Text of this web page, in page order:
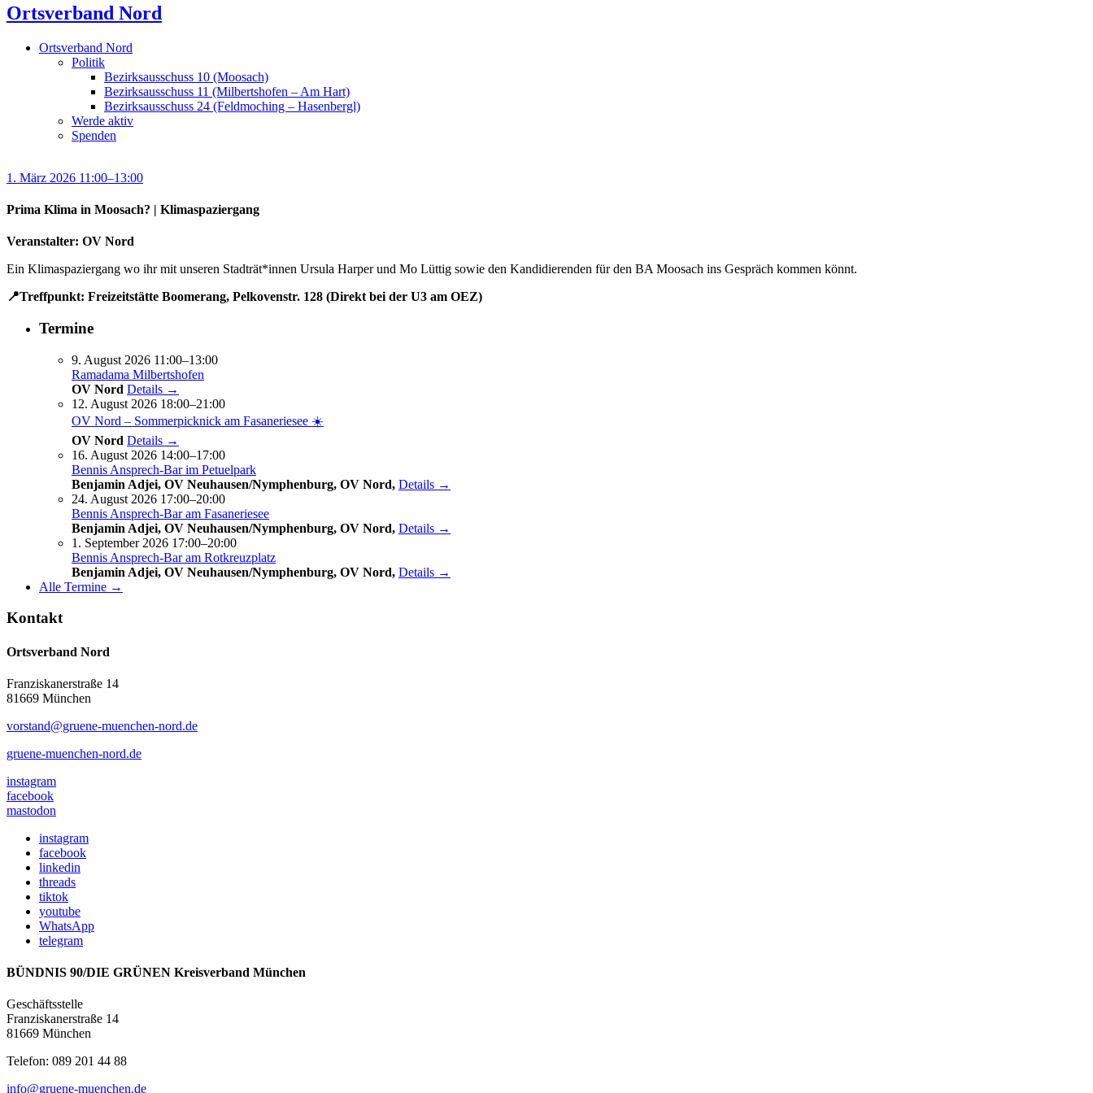
Ortsverband Nord
Ortsverband Nord
Politik
Bezirksausschuss 10 (Moosach)
Bezirksausschuss 11 (Milbertshofen – Am Hart)
Bezirksausschuss 24 (Feldmoching – Hasenbergl)
Werde aktiv
Spenden
1. März 2026 11:00–13:00
Prima Klima in Moosach? | Klimaspaziergang
Veranstalter: OV Nord
Ein Klimaspaziergang wo ihr mit unseren Stadträt*innen Ursula Harper und Mo Lüttig sowie den Kandidierenden für den BA Moosach ins Gespräch kommen könnt.
📍Treffpunkt: Freizeitstätte Boomerang, Pelkovenstr. 128 (Direkt bei der U3 am OEZ)
Termine
9. August 2026 11:00–13:00
Ramadama Milbertshofen
OV Nord Details →
12. August 2026 18:00–21:00
OV Nord – Sommerpicknick am Fasaneriesee ☀️
OV Nord Details →
16. August 2026 14:00–17:00
Bennis Ansprech-Bar im Petuelpark
Benjamin Adjei, OV Neuhausen/Nymphenburg, OV Nord, Details →
24. August 2026 17:00–20:00
Bennis Ansprech-Bar am Fasaneriesee
Benjamin Adjei, OV Neuhausen/Nymphenburg, OV Nord, Details →
1. September 2026 17:00–20:00
Bennis Ansprech-Bar am Rotkreuzplatz
Benjamin Adjei, OV Neuhausen/Nymphenburg, OV Nord, Details →
Alle Termine →
Kontakt
Ortsverband Nord
Franziskanerstraße 14
81669 München
vorstand@gruene-muenchen-nord.de
gruene-muenchen-nord.de
instagram
facebook
mastodon
instagram
facebook
linkedin
threads
tiktok
youtube
WhatsApp
telegram
BÜNDNIS 90/DIE GRÜNEN Kreisverband München
Geschäftsstelle
Franziskanerstraße 14
81669 München
Telefon: 089 201 44 88
info@gruene-muenchen.de